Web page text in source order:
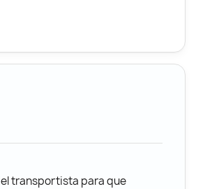
transportista para que